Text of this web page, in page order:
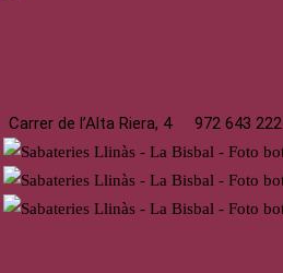
Carrer de l’Alta Riera, 4 972 643 222